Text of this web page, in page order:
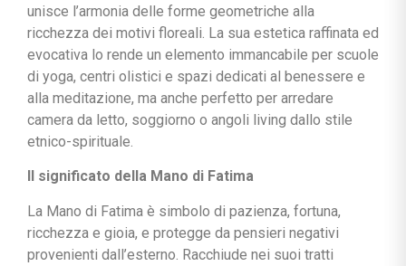
unisce l’armonia delle forme geometriche alla
ricchezza dei motivi floreali. La sua estetica raffinata ed
evocativa lo rende un elemento immancabile per scuole
di yoga, centri olistici e spazi dedicati al benessere e
alla meditazione, ma anche perfetto per arredare
camera da letto, soggiorno o angoli living dallo stile
etnico-spirituale.
Il significato della Mano di Fatima
La Mano di Fatima è simbolo di pazienza, fortuna,
ricchezza e gioia, e protegge da pensieri negativi
provenienti dall’esterno. Racchiude nei suoi tratti